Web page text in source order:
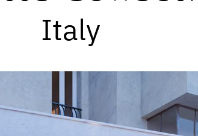
Italy